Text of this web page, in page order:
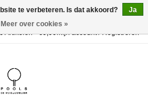
0 Artikelen - €0,00Mijn account / Registreren
te verbeteren. Is dat akkoord?
Ja
Meer over cookies »